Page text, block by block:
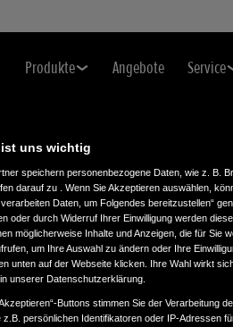
Produkte Angebote Service
uns wichtig
speichern personenbezogene Daten, wie z. B.
darauf zu . Wenn Sie Akzeptieren auswählen,
verarbeiten Daten, um Folgendes bereitzustellen“
oder durch Widerruf Ihrer Einwilligung werden
möglicherweise Inhalte und Anzeigen, die für Sie
um Ihre Auswahl zu ändern oder Ihre
unten auf der Webseite klicken. Ihre Wahl wirkt
unserer Datenschutzerklärung.
Buttons stimmen Sie der Verarbeitung
persönlichen Identifikatoren oder IP-Adressen